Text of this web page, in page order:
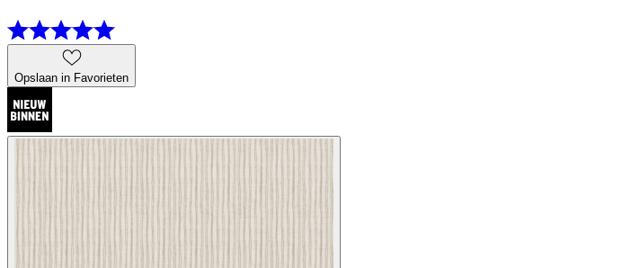
Opslaan in Favorieten